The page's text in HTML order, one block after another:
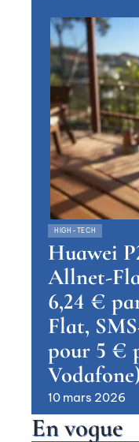
HIGH-TECH
Huawei
Allnet-
6,24 €
Flat,
pour 5 €
10 mars 2026
En vogue